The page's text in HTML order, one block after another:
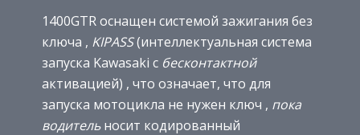
1400GTR оснащен системой зажигания без
ключа , KIPASS(интеллектуальная система
запуска Kawasaki с бесконтактной
активацией) , что означает, что для
запуска мотоцикла не нужен ключ , пока
водительносит кодированный